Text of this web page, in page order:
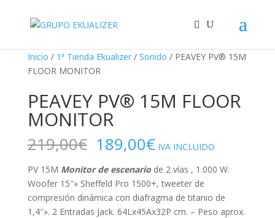
Inicio / 1ª Tienda Ekualizer/ Sonido / PEAVEY PV® 15M
FLOOR MONITOR
¡Oferta!
PEAVEY PV® 15M FLOOR
MONITOR
219,00€ El
precio
original
era:
219,00€.
189,00€El
precio
actual
es:
189,00€.
IVA INCLUIDO
PV 15M Monitor de escenariode 2 vías , 1.000 W.
Woofer 15″» Sheffeld Pro 1500+, tweeter de
compresión dinámica con diafragma de titanio de
1,4″». 2 Entradas Jack. 64Lx45Ax32P cm. – Peso aprox.